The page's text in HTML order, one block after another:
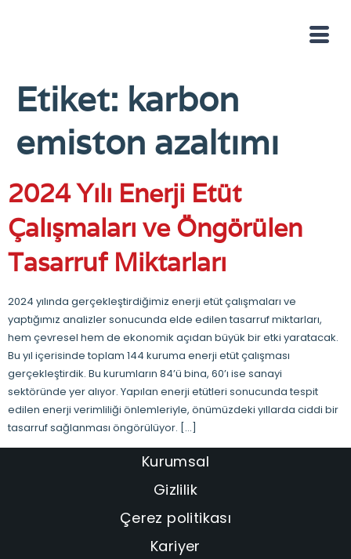
Etiket: karbon
emiston azaltımı
2024 Yılı Enerji Etüt
Çalışmaları ve Öngörülen
Tasarruf Miktarları
2024 yılında gerçekleştirdiğimiz enerji etüt çalışmaları ve
yaptığımız analizler sonucunda elde edilen tasarruf miktarları,
hem çevresel hem de ekonomik açıdan büyük bir etki yaratacak.
Bu yıl içerisinde toplam 144 kuruma enerji etüt çalışması
gerçekleştirdik. Bu kurumların 84’ü bina, 60’ı ise sanayi
sektöründe yer alıyor. Yapılan enerji etütleri sonucunda tespit
edilen enerji verimliliği önlemleriyle, önümüzdeki yıllarda ciddi bir
tasarruf sağlanması öngörülüyor. […]
Kurumsal
Gizlilik
Çerez politikası
Kariyer